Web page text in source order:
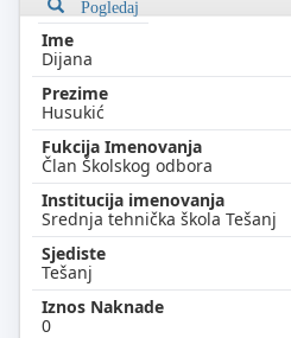
Pogledaj
Dijana
Husukić
Član Školskog odbora
Srednja tehnička škola Tešanj
Tešanj
0